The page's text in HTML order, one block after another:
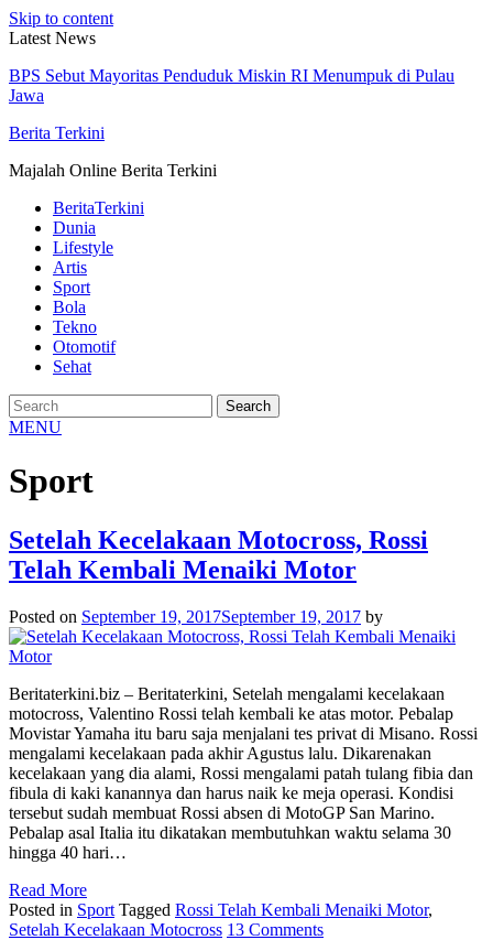
Skip to content
Latest News
BPS Sebut Mayoritas Penduduk Miskin RI Menumpuk di Pulau
Jawa
Berita Terkini
Majalah Online Berita Terkini
BeritaTerkini
Dunia
Lifestyle
Artis
Sport
Bola
Tekno
Otomotif
Sehat
MENU
Sport
Setelah Kecelakaan Motocross, Rossi
Telah Kembali Menaiki Motor
Posted on September 19, 2017September 19, 2017 by
Beritaterkini.biz – Beritaterkini, Setelah mengalami kecelakaan
motocross, Valentino Rossi telah kembali ke atas motor. Pebalap
Movistar Yamaha itu baru saja menjalani tes privat di Misano. Rossi
mengalami kecelakaan pada akhir Agustus lalu. Dikarenakan
kecelakaan yang dia alami, Rossi mengalami patah tulang fibia dan
fibula di kaki kanannya dan harus naik ke meja operasi. Kondisi
tersebut sudah membuat Rossi absen di MotoGP San Marino.
Pebalap asal Italia itu dikatakan membutuhkan waktu selama 30
hingga 40 hari…
Read More
Posted in Sport Tagged Rossi Telah Kembali Menaiki Motor,
Setelah Kecelakaan Motocross 13 Comments